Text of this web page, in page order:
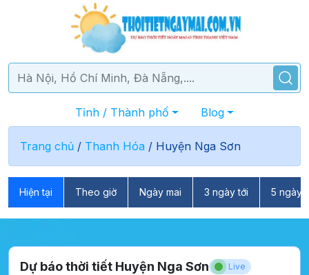
Tỉnh / Thành phố Blog
Trang chủ / Thanh Hóa / Huyện Nga Sơn
Hiện tại Theo giờ Ngày mai 3 ngày tới 5 ngày
Dự báo thời tiết Huyện Nga Sơn Live